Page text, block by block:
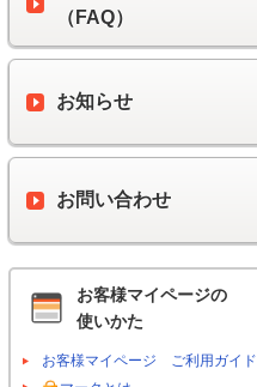
（FAQ）
お知らせ
お問い合わせ
お客様マイページの
使いかた
お客様マイページ ご利用ガイド